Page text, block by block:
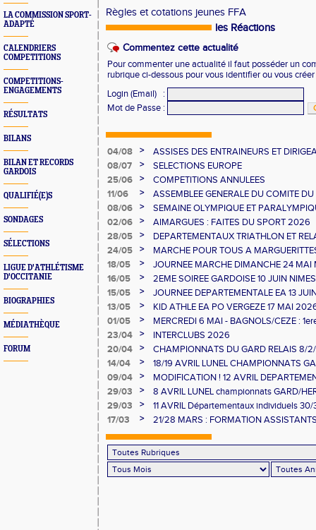
LA COMMISSION SPORT-
ADAPTÉ
CALENDRIERS
COMPETITIONS
COMPETITIONS-
ENGAGEMENTS
RÉSULTATS
BILANS
BILAN ET RECORDS
GARDOIS
QUALIFIÉ(E)S
SONDAGES
SÉLECTIONS
LIGUE D'ATHLÉTISME
D'OCCITANIE
BIOGRAPHIES
MÉDIATHÈQUE
FORUM
Règles et cotations jeunes FFA
les Réactions
Commentez cette actualité
Pour commenter une actualité il faut posséder un
rubrique ci-dessous pour vous identifier ou vous
Login (Email)
:
Mot de Passe :
04/08 >
ASSISES DES ENTRAINEURS ET
08/07
>
SELECTIONS EUROPE
25/06
>
COMPETITIONS ANNULEES
11/06
>
ASSEMBLEE GENERALE DU COMITE
08/06
>
SEMAINE OLYMPIQUE ET
GAUJAC
02/06 >
AIMARGUES : FAITES DU SPORT 2026
28/05
>
DEPARTEMENTAUX TRIATHLON ET
24/05
>
MARCHE POUR TOUS A
18/05
>
JOURNEE MARCHE DIMANCHE 24 MAI
16/05
>
2EME SOIREE GARDOISE 10 JUIN NIMES
15/05
>
JOURNEE DEPARTEMENTALE EA 13
13/05
>
KID ATHLE EA PO VERGEZE 17 MAI
01/05
>
MERCREDI 6 MAI - BAGNOLS/CEZE :
23/04
>
INTERCLUBS 2026
20/04
>
CHAMPIONNATS DU GARD RELAIS 8/
14/04
>
18/19 AVRIL LUNEL CHAMPIONNATS
09/04
>
MODIFICATION ! 12 AVRIL
MINIMES ET RELAIS
29/03 >
8 AVRIL LUNEL championnats GARD/
10000/STEEPLE/DUREE
29/03 >
11 AVRIL Départementaux individuels
17/03
> 21/28 MARS : FORMATION